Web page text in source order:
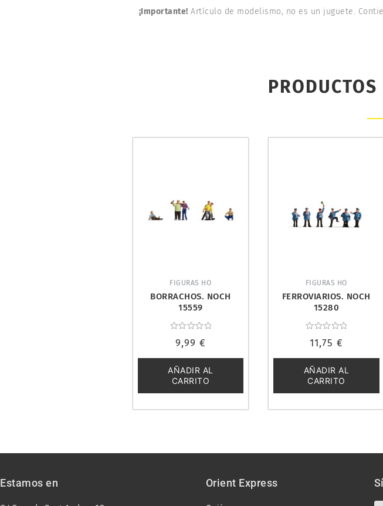
¡Importante! Artículo de modelismo, no es un juguete.
FIGURAS HO
BORRACHOS. NOCH
15559
con
de
5
9,99 €
AÑADIR AL
CARRITO
FIGURAS HO
FERROVIARIOS. NOCH
15280
de
5
11,75 €
AÑADIR AL
CARRITO
Estamos en Orient Express